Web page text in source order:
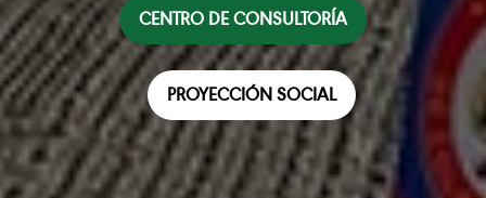
CENTRO DE CONSULTORÍA
PROYECCIÓN SOCIAL